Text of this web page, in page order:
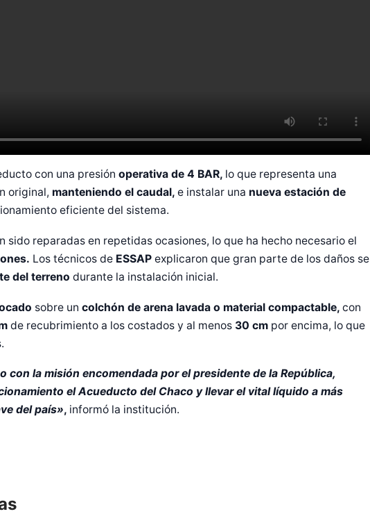
con una presión operativa de 4 BAR, lo que representa una
original, manteniendo el caudal, e instalar una nueva estación de
eficiente del sistema.
sido reparadas en repetidas ocasiones, lo que ha hecho necesario el
Los técnicos de ESSAP explicaron que gran parte de los daños se
del terreno durante la instalación inicial.
sobre un colchón de arena lavada o material compactable, con
de recubrimiento a los costados y al menos 30 cm por encima, lo que
con la misión encomendada por el presidente de la República,
el Acueducto del Chaco y llevar el vital líquido a más
del país», informó la institución.